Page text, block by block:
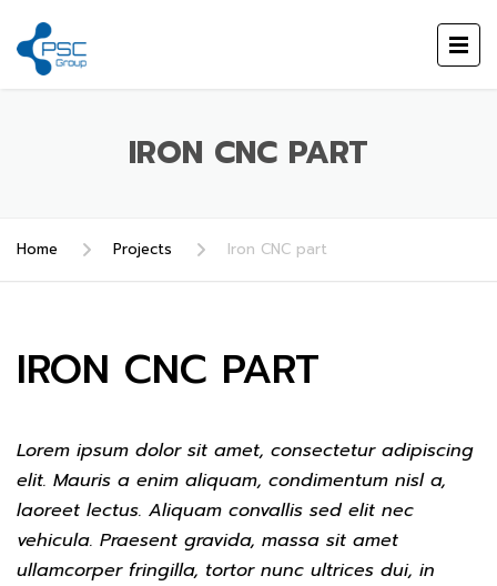
IRON CNC PART
Home Projects Iron CNC part
IRON CNC PART
Lorem ipsum dolor sit amet, consectetur adipiscing
elit. Mauris a enim aliquam, condimentum nisl a,
laoreet lectus. Aliquam convallis sed elit nec
vehicula. Praesent gravida, massa sit amet
ullamcorper fringilla, tortor nunc ultrices dui, in